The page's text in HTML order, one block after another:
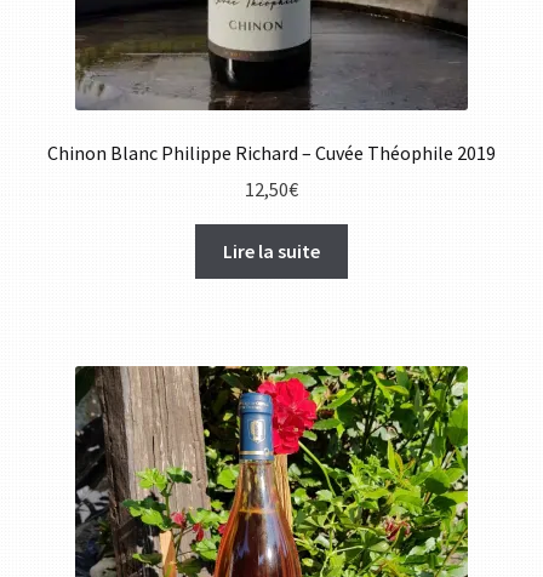
Chinon Blanc Philippe Richard – Cuvée Théophile 2019
12,50€
Lire la suite